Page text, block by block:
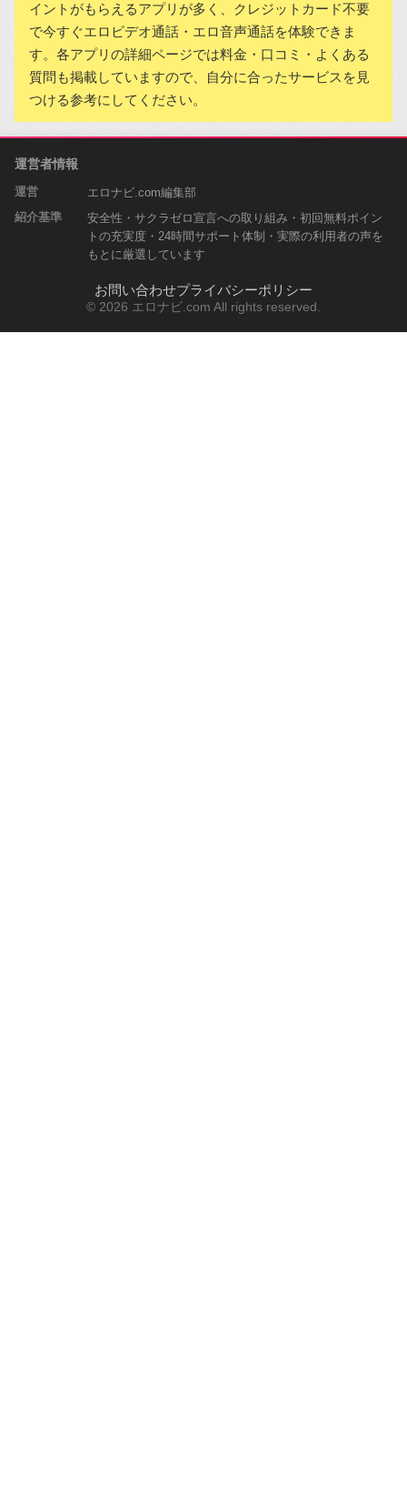
イントがもらえるアプリが多く、クレジットカード不要
で今すぐエロビデオ通話・エロ音声通話を体験できま
す。各アプリの詳細ページでは料金・口コミ・よくある
質問も掲載していますので、自分に合ったサービスを見
つける参考にしてください。
運営者情報
運営
エロナビ.com編集部
紹介基準
安全性・サクラゼロ宣言への取り組み・初回無料ポイン
トの充実度・24時間サポート体制・実際の利用者の声を
もとに厳選しています
お問い合わせプライバシーポリシー
© 2026 エロナビ.com All rights reserved.